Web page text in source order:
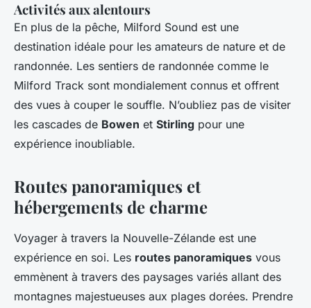
Activités aux alentours
En plus de la pêche, Milford Sound est une
destination idéale pour les amateurs de nature et de
randonnée. Les sentiers de randonnée comme le
Milford Track sont mondialement connus et offrent
des vues à couper le souffle. N’oubliez pas de visiter
les cascades de Bowen et Stirling pour une
expérience inoubliable.
Routes panoramiques et
hébergements de charme
Voyager à travers la Nouvelle-Zélande est une
expérience en soi. Les routes panoramiques vous
emmènent à travers des paysages variés allant des
montagnes majestueuses aux plages dorées. Prendre